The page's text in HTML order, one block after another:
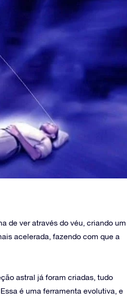
de ver através do véu, criando um
acelerada, fazendo com que a
astral já foram criadas, tudo
é uma ferramenta evolutiva, e